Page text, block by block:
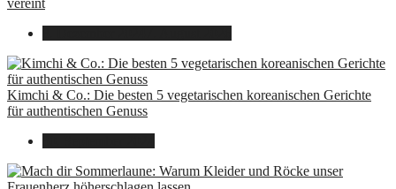
Kimchi & Co.: Die besten 5 vegetarischen koreanischen Gerichte
für authentischen Genuss